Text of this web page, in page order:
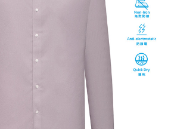
消欲退款等相關疑問，請聯繫「AFTEE先享後付
support/home
限公司提供之「AFTEE先享後付」服務完成之交
內提供個人資料，並將交易相關給付款項請求債
公司。
，請瀏覽以下網址：
徵得法定代理人或監護人之同意方可使用
經同意申辦者引起之損失，本公司不負相關責
含以上)免運費